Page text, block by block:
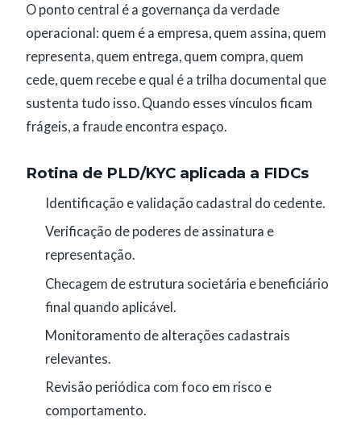
O ponto central é a governança da verdade
operacional: quem é a empresa, quem assina, quem
representa, quem entrega, quem compra, quem
cede, quem recebe e qual é a trilha documental que
sustenta tudo isso. Quando esses vínculos ficam
frágeis, a fraude encontra espaço.
Rotina de PLD/KYC aplicada a FIDCs
Identificação e validação cadastral do cedente.
Verificação de poderes de assinatura e
representação.
Checagem de estrutura societária e beneficiário
final quando aplicável.
Monitoramento de alterações cadastrais
relevantes.
Revisão periódica com foco em risco e
comportamento.